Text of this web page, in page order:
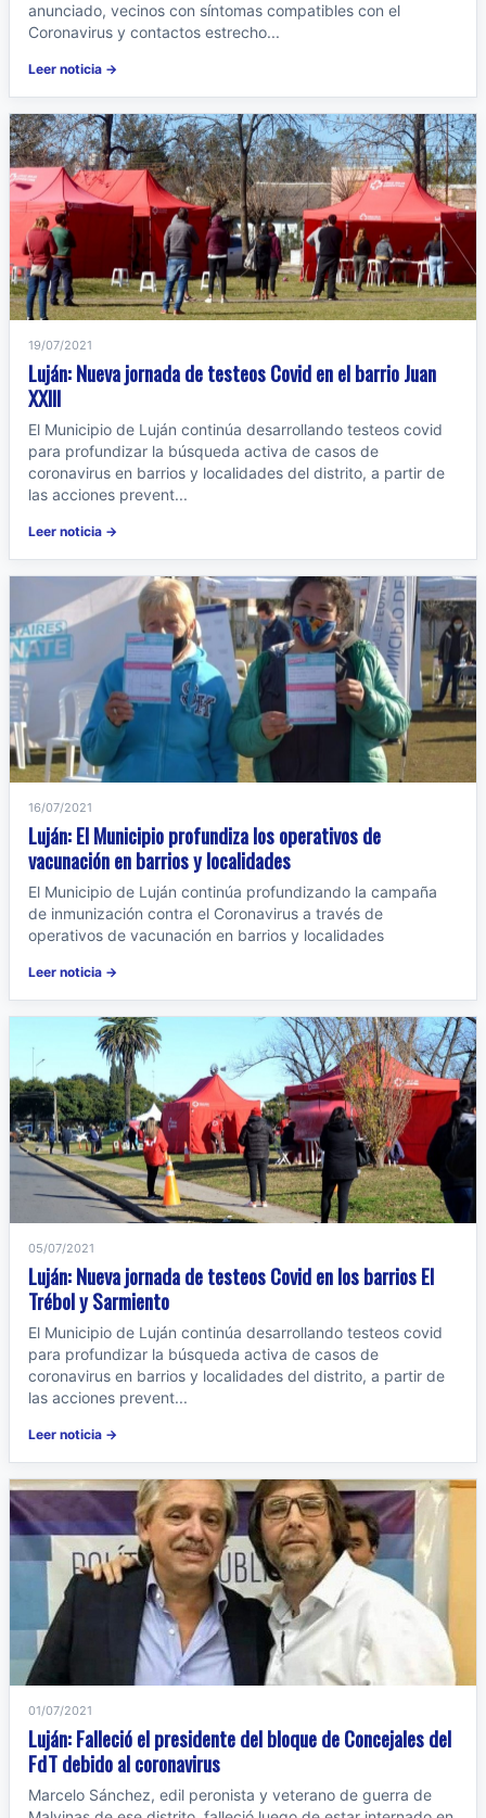
anunciado, vecinos con síntomas compatibles con el
Coronavirus y contactos estrecho...
Leer noticia →
19/07/2021
Luján: Nueva jornada de testeos Covid en el barrio Juan
XXIII
El Municipio de Luján continúa desarrollando testeos covid
para profundizar la búsqueda activa de casos de
coronavirus en barrios y localidades del distrito, a partir de
las acciones prevent...
Leer noticia →
16/07/2021
Luján: El Municipio profundiza los operativos de
vacunación en barrios y localidades
El Municipio de Luján continúa profundizando la campaña
de inmunización contra el Coronavirus a través de
operativos de vacunación en barrios y localidades
Leer noticia →
05/07/2021
Luján: Nueva jornada de testeos Covid en los barrios El
Trébol y Sarmiento
El Municipio de Luján continúa desarrollando testeos covid
para profundizar la búsqueda activa de casos de
coronavirus en barrios y localidades del distrito, a partir de
las acciones prevent...
Leer noticia →
01/07/2021
Luján: Falleció el presidente del bloque de Concejales del
FdT debido al coronavirus
Marcelo Sánchez, edil peronista y veterano de guerra de